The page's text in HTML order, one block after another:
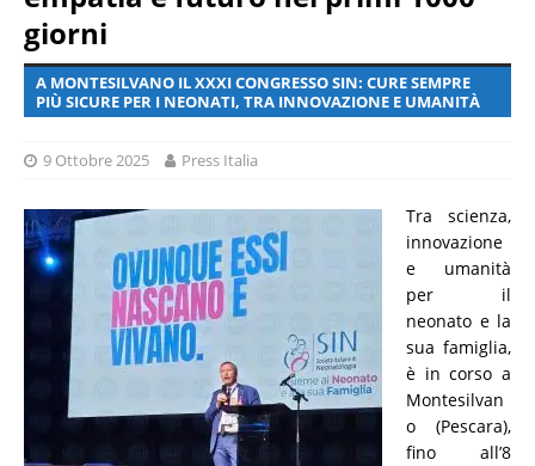
giorni
A MONTESILVANO IL XXXI CONGRESSO SIN: CURE SEMPRE
PIÙ SICURE PER I NEONATI, TRA INNOVAZIONE E UMANITÀ
9 Ottobre 2025 Press Italia
Tra scienza,
innovazione
e umanità
per il
neonato e la
sua famiglia,
è in corso a
Montesilvan
o (Pescara),
fino all’8